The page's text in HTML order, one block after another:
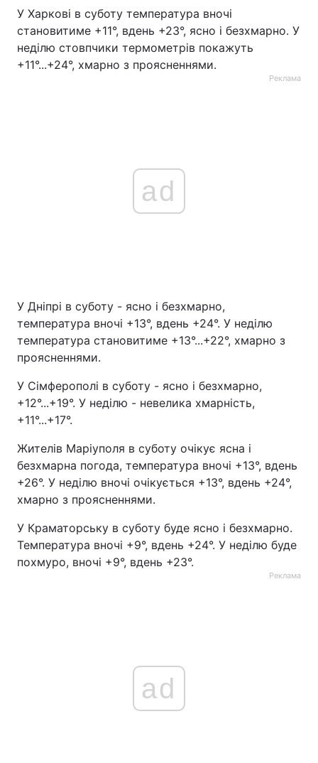
У Харкові в суботу температура вночі
становитиме +11°, вдень +23°, ясно і безхмарно. У
неділю стовпчики термометрів покажуть
+11°...+24°, хмарно з проясненнями.
Реклама
ad
У Дніпрі в суботу - ясно і безхмарно,
температура вночі +13°, вдень +24°. У неділю
температура становитиме +13°...+22°, хмарно з
проясненнями.
У Сімферополі в суботу - ясно і безхмарно,
+12°...+19°. У неділю - невелика хмарність,
+11°...+17°.
Жителів Маріуполя в суботу очікує ясна і
безхмарна погода, температура вночі +13°, вдень
+26°. У неділю вночі очікується +13°, вдень +24°,
хмарно з проясненнями.
У Краматорську в суботу буде ясно і безхмарно.
Температура вночі +9°, вдень +24°. У неділю буде
похмуро, вночі +9°, вдень +23°.
Реклама
ad